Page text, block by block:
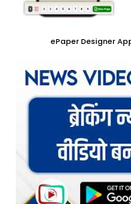
ePaper Designer